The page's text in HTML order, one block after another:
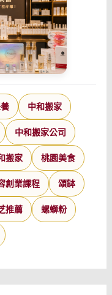
中和搬家
中和搬家公司
搬家 桃園美食
創業課程 頌缽
推薦 螺螄粉